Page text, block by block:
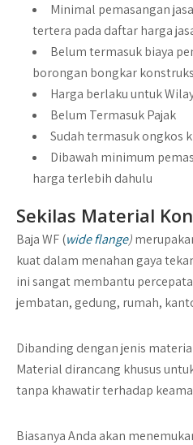
Minimal pemasangan
tertera pada daftar harga
Belum termasuk biaya
borongan bongkar
Harga berlaku untuk
Belum Termasuk Pajak
Sudah termasuk ongkos
Dibawah minimum
harga terlebih dahulu
Sekilas Material
Baja WF (wide flange)
kuat dalam menahan gaya
ini sangat membantu
jembatan, gedung, rumah,
Dibanding dengan jenis
Material dirancang khusus
tanpa khawatir terhadap
Biasanya Anda akan